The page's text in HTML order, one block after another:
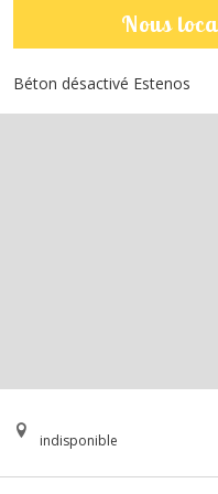
Nous
Béton désactivé Estenos
indisponible